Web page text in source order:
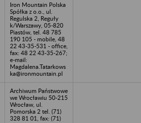
Iron Mountain Polska
Spółka z o.o., ul.
Regulska 2, Reguły
k/Warszawy, 05-820
Piastów, tel. 48 785
190 105 - mobile, 48
22 43-35-531 - office,
fax: 48 22 43-35-267;
e-mail:
Magdalena.Tatarkows
ka@ironmountain.pl
Archiwum Państwowe
we Wrocławiu 50-215
Wrocław, ul.
Pomorska 2 tel. (71)
328 81 01, fax: (71)